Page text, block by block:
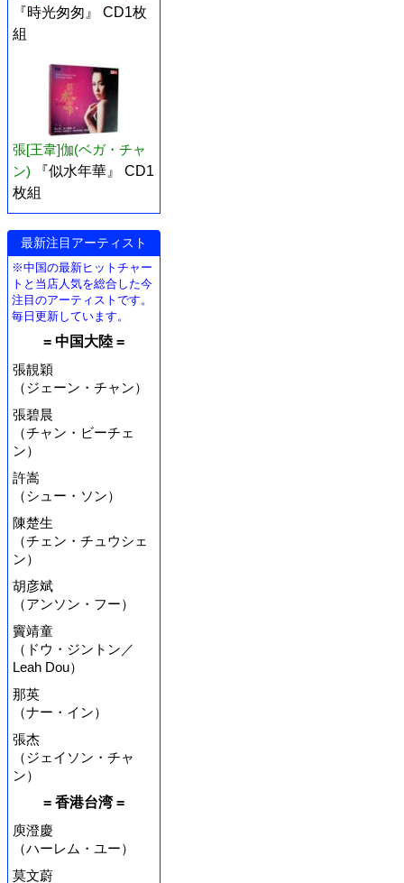
『時光匆匆』 CD1枚
組
張[王韋]伽(ベガ・チャ
ン)
『似水年華』 CD1
枚組
最新注目アーティスト
※中国の最新ヒットチャー
トと当店人気を総合した今
注目のアーティストです。
毎日更新しています。
= 中国大陸 =
張靚穎
（ジェーン・チャン）
張碧晨
（チャン・ビーチェ
ン）
許嵩
（シュー・ソン）
陳楚生
（チェン・チュウシェ
ン）
胡彦斌
（アンソン・フー）
竇靖童
（ドウ・ジントン／
Leah Dou）
那英
（ナー・イン）
張杰
（ジェイソン・チャ
ン）
= 香港台湾 =
庾澄慶
（ハーレム・ユー）
莫文蔚